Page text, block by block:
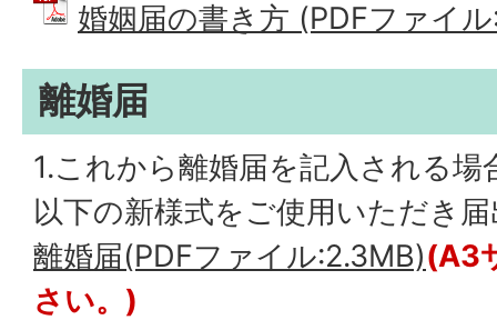
婚姻届の書き方 (PDFファイ
離婚届
1.これから離婚届を記入される場
以下の新様式をご使用いただき
離婚届(PDFファイル:2.3MB)(A3
さい。)